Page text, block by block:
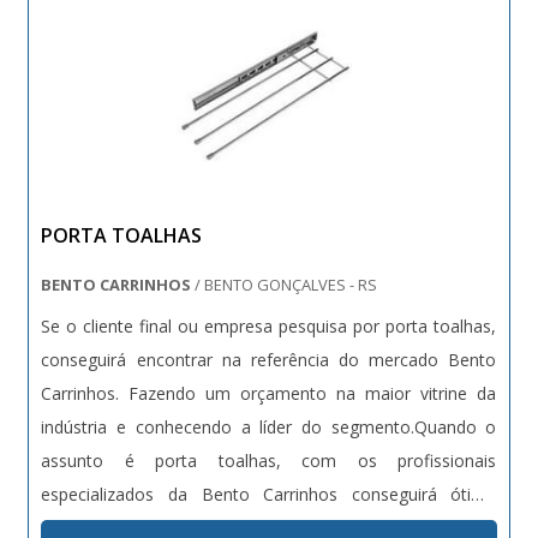
oferece, como carrinhos de condomínio e gavetas
paneleiras com ótima qualidade e assertividade.A
empresa conta com um time de profissionais qualificados
para o serviço, além de investir em equipamentos
mercado pela seriedade e qualidade, que comprovam sua
PORTA TOALHAS
BENTO CARRINHOS / BENTO GONÇALVES - RS
Se o cliente final ou empresa pesquisa por porta toalhas,
conseguirá encontrar na referência do mercado Bento
Carrinhos. Fazendo um orçamento na maior vitrine da
indústria e conhecendo a líder do segmento.Quando o
assunto é porta toalhas, com os profissionais
especializados da Bento Carrinhos conseguirá ótima
qualidade com produtos com design diferenciado para os